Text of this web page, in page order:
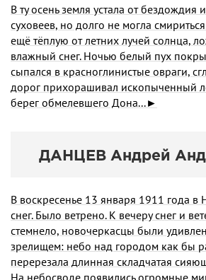
В ту осень земля устала от
суховеев, но долго не могла
ещё тёплую от летних лучей солнца,
влажный снег. Ночью белый пух
сыпался в красноглинистые овраги,
дорог прихорашивал ископыченный
берег обмелевшего Дона...►
ДАНЦЕВ Андрей
В воскресенье 13 января 1911 года в
снег. Было ветрено. К вечеру снег и
стемнело, новочеркасцы были
зрелищем: небо над городом как бы
перерезала длинная складчатая
На небосводе появились огромные